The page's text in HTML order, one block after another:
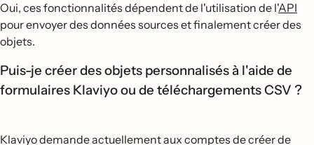
Oui, ces fonctionnalités dépendent de l'utilisation de l'API
pour envoyer des données sources et finalement créer des
objets.
Puis-je créer des objets personnalisés à l'aide de
formulaires Klaviyo ou de téléchargements CSV ?
Klaviyo demande actuellement aux comptes de créer de